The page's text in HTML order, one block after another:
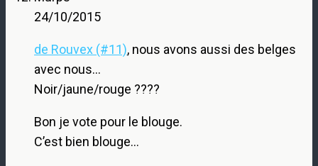
24/10/2015
de Rouvex (#11), nous avons aussi des belges
avec nous…
Noir/jaune/rouge ????
Bon je vote pour le blouge.
C’est bien blouge…